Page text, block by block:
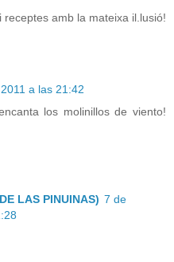
amb la mateixa il.lusió!
a las 21:42
los molinillos de viento!
LAS PINUINAS) 7 de